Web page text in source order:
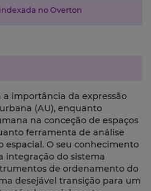
no Overton
importância da expressão
(AU), enquanto
na conceção de espaços
ferramenta de análise
espacial. O seu conhecimento
integração do sistema
de ordenamento do
desejável transição para um